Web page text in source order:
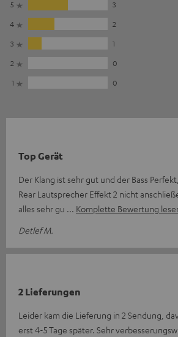
5
3
4
2
3
1
2
0
1
0
Top Gerät
Der Klang ist sehr gut und der Bass
Rear Lautsprecher Effekt 2 nicht
alles sehr gu
Komplette Bewertung
Detlef M.
2 Lieferungen
Leider kam die Lieferung in 2 Sendung,
erst 4-5 Tage später. Sehr